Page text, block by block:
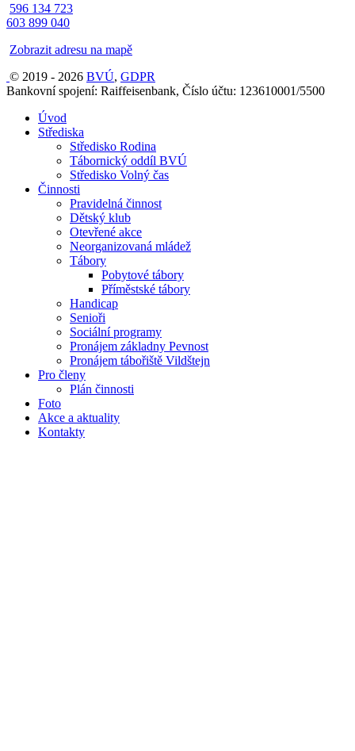
596 134 723
603 899 040
Zobrazit adresu na mapě
© 2019 - 2026 BVÚ, GDPR
Bankovní spojení: Raiffeisenbank, Číslo účtu: 123610001/5500
Úvod
Střediska
Středisko Rodina
Tábornický oddíl BVÚ
Středisko Volný čas
Činnosti
Pravidelná činnost
Dětský klub
Otevřené akce
Neorganizovaná mládež
Tábory
Pobytové tábory
Příměstské tábory
Handicap
Senioři
Sociální programy
Pronájem základny Pevnost
Pronájem tábořiště Vildštejn
Pro členy
Plán činnosti
Foto
Akce a aktuality
Kontakty